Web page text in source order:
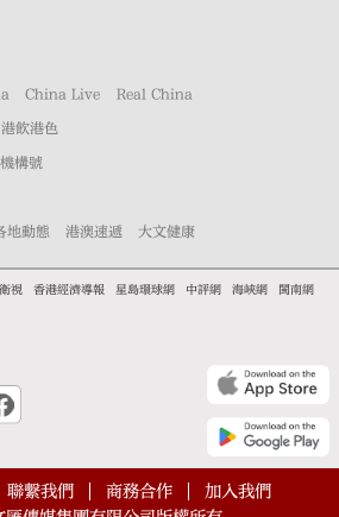
China Live Real China
港飲港色
機構號
地動態 港澳速遞 大文健康
視 香港經濟導報 星島環球網 中評網 海峽網
閩南網
聯繫我們 商務合作
加入我們